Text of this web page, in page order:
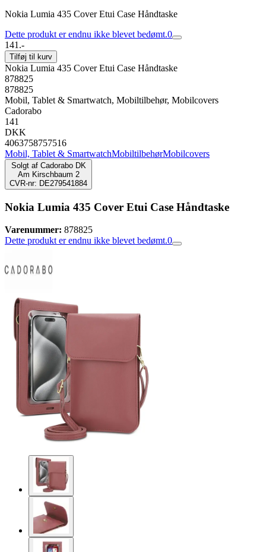
Nokia Lumia 435 Cover Etui Case Håndtaske
Dette produkt er endnu ikke blevet bedømt.0
141.-
Tilføj til kurv
Nokia Lumia 435 Cover Etui Case Håndtaske
878825
878825
Mobil, Tablet & Smartwatch, Mobiltilbehør, Mobilcovers
Cadorabo
141
DKK
4063758757516
Mobil, Tablet & SmartwatchMobiltilbehørMobilcovers
Solgt af Cadorabo DK
Am Kirschbaum 2
CVR-nr: DE279541884
Nokia Lumia 435 Cover Etui Case Håndtaske
Varenummer: 878825
Dette produkt er endnu ikke blevet bedømt.0